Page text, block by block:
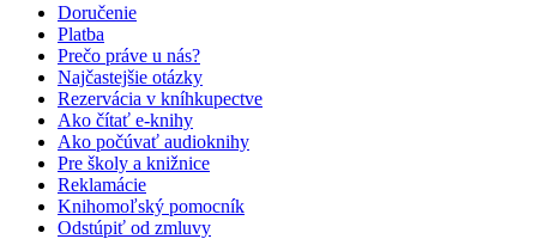
Doručenie
Platba
Prečo práve u nás?
Najčastejšie otázky
Rezervácia v kníhkupectve
Ako čítať e-knihy
Ako počúvať audioknihy
Pre školy a knižnice
Reklamácie
Knihomoľský pomocník
Odstúpiť od zmluvy